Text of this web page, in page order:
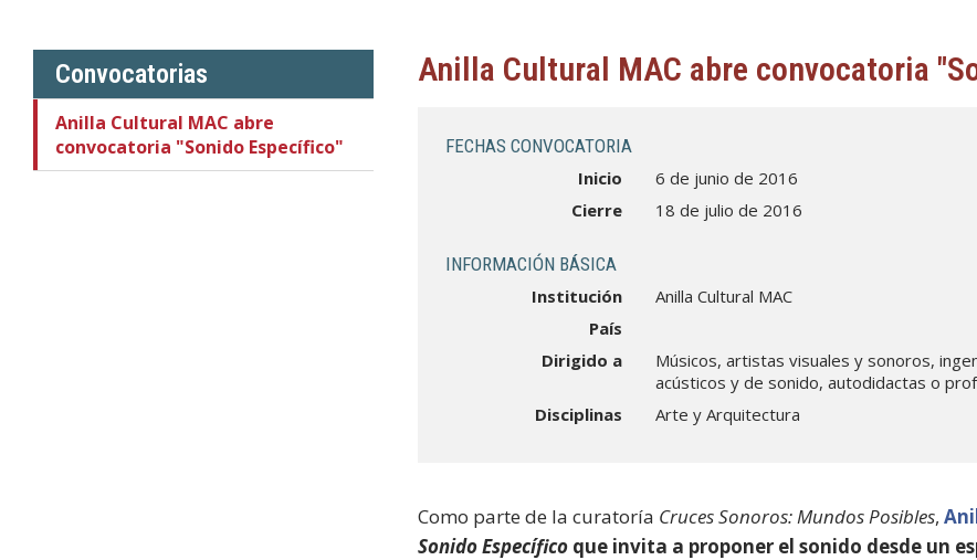
Convocatorias
Anilla Cultural MAC abre
convocatoria "Sonido Específico"
Anilla Cultural MAC abre convocatoria
FECHAS CONVOCATORIA
Inicio
6 de junio de 2016
Cierre
18 de julio de 2016
INFORMACIÓN BÁSICA
Institución
Anilla Cultural MAC
País
Dirigido a
Músicos, artistas visuales y sonoros,
acústicos y de sonido, autodidactas o
Disciplinas
Arte y Arquitectura
Como parte de la curatoría Cruces Sonoros: Mundos Posibles,
Sonido Específico que invita a proponer el sonido desde un